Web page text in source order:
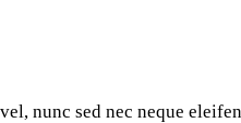
nunc sed nec neque